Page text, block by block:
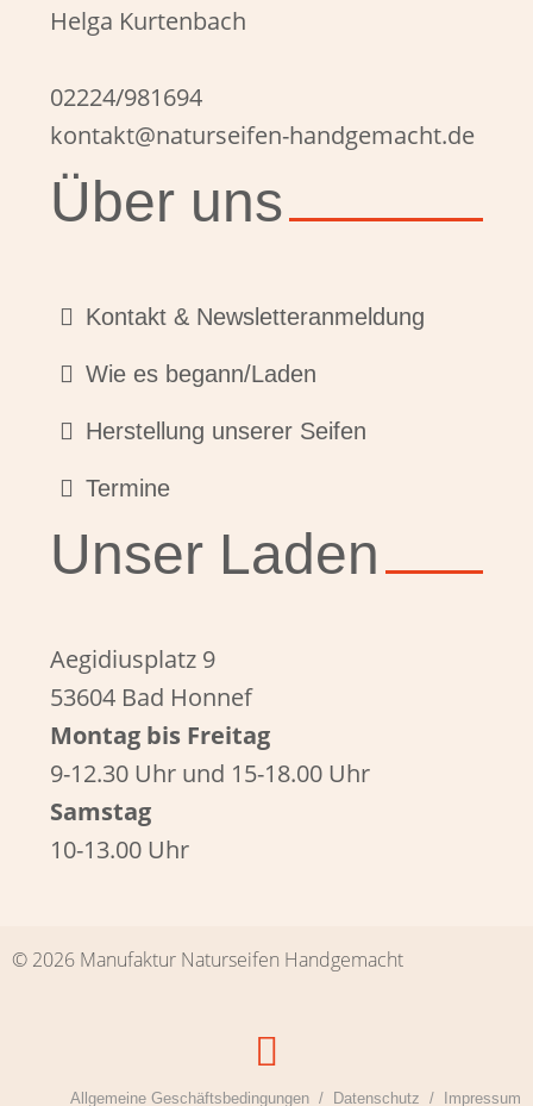
Helga Kurtenbach
02224/981694
kontakt@naturseifen-handgemacht.de
Über uns
Kontakt & Newsletteranmeldung
Wie es begann/Laden
Herstellung unserer Seifen
Termine
Unser Laden
Aegidiusplatz 9
53604 Bad Honnef
Montag bis Freitag
9-12.30 Uhr und 15-18.00 Uhr
Samstag
10-13.00 Uhr
© 2026 Manufaktur Naturseifen Handgemacht
Allgemeine Geschäftsbedingungen Datenschutz Impressum